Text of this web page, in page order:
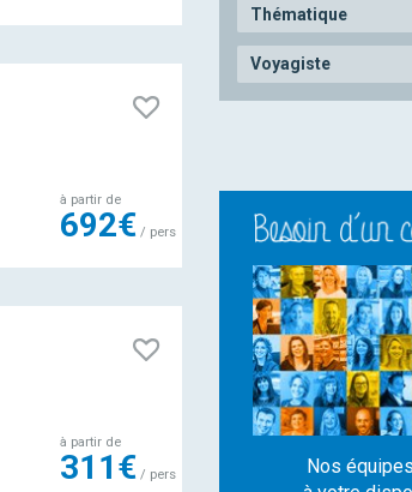
Thématique
Voyagiste
Nos
à partir de
692€/ pers
à partir de
311€/ pers